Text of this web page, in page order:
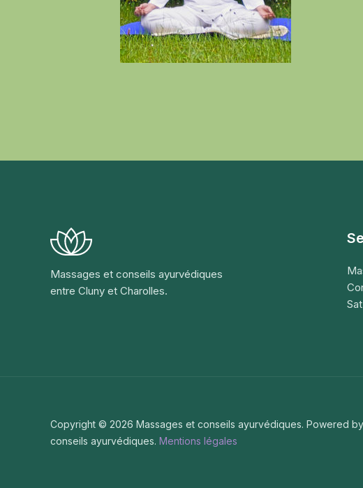
Massages et conseils ayurvédiques
entre Cluny et Charolles.
Copyright © 2026 Massages et conseils ayurvédiques. Powered
conseils ayurvédiques. Mentions légales